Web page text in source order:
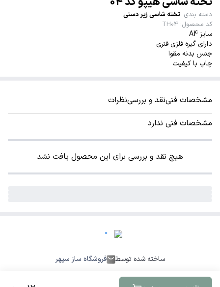
دسته بندی: تخته شاسی زیر دستی
کد محصول:
TH04
سایز A4
دارای گیره فلزی فنری
جنس بدنه مقوا
چاپ با کیفیت
مشخصات فنینقد و بررسینظرات
مشخصات فنی ندارد
هیچ نقد و بررسی برای این محصول یافت نشد
ساخته شده توسط فروشگاه ساز سپهر